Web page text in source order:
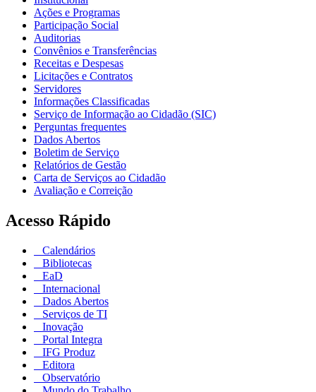
Ações e Programas
Participação Social
Auditorias
Convênios e Transferências
Receitas e Despesas
Licitações e Contratos
Servidores
Informações Classificadas
Serviço de Informação ao Cidadão (SIC)
Perguntas frequentes
Dados Abertos
Boletim de Serviço
Relatórios de Gestão
Carta de Serviços ao Cidadão
Avaliação e Correição
Acesso Rápido
Calendários
Bibliotecas
EaD
Internacional
Dados Abertos
Serviços de TI
Inovação
Portal Integra
IFG Produz
Editora
Observatório